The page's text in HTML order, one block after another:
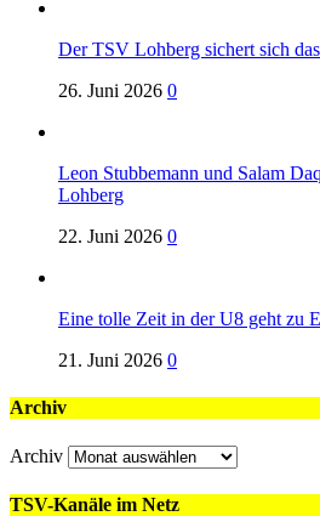
Der TSV Lohberg sichert sich
26. Juni 2026 0
Leon Stubbemann und Salam
Lohberg
22. Juni 2026 0
Eine tolle Zeit in der U8 geht zu
21. Juni 2026 0
Archiv
Archiv
TSV-Kanäle im Netz